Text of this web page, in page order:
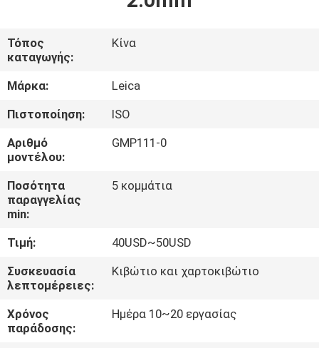
ΕΜΕΊΣ
ΓΎΡΟΣ
ΕΡΓΟΣΤΑΣΊΩΝ
ΠΟΙΟΤΙΚΌΣ
ΈΛΕΓΧΟΣ
ΕΛΆΤΕ
ΣΕ
ΕΠΑΦΉ
ΜΕ
Τόπος
καταγωγής:
Κίνα
Μάρκα:
Leica
Πιστοποίηση:
ISO
Αριθμό
μοντέλου:
GMP111-0
Ποσότητα
παραγγελίας
min:
5 κομμάτια
Τιμή:
40USD~50USD
Συσκευασία
λεπτομέρειες:
Κιβώτιο και χαρτοκιβώτιο
Χρόνος
παράδοσης:
Ημέρα 10~20 εργασίας